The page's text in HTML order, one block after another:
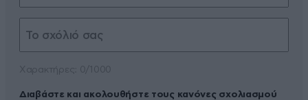
Διαβάστε και ακολουθήστε τους κανόνες σχολιασμού